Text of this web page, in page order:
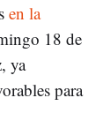
en la
18 de
ya
para